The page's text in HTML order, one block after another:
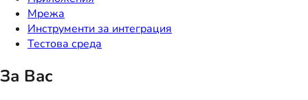
Мрежа
Инструменти за интеграция
Тестова среда
За Вас